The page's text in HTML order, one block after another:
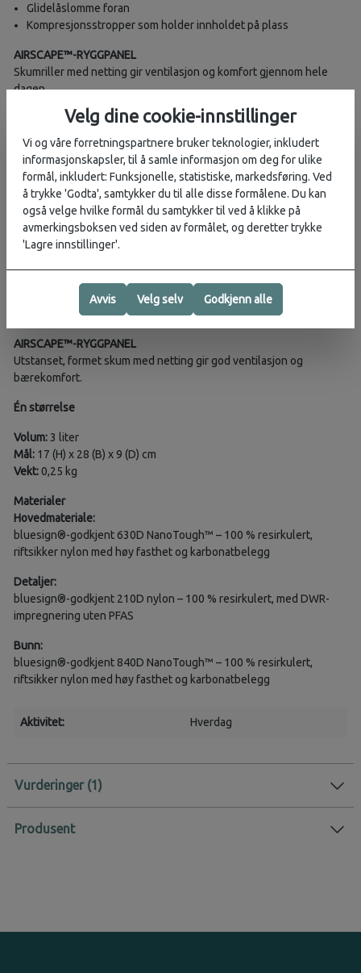
Glidelåslomme foran
Kompresjonsstropper som holder innholdet på plass
AIRSCAPE™-RYGGPANEL
Skumriller med netting gir ventilasjon og komfort gjennom hele
dagen.
LETT OG SLITESTERK BESKYTTELSE
Laget med bluesign®-godkjente ytterstoffer med NanoTough™-
teknologi – et svært slitesterkt og vannavvisende materiale laget
av 100 % resirkulert nylon med høy styrke og karbonatbelegg.
HOLD ORDEN I HVERDAGEN
Praktiske løsninger for oppbevaring av ting du trenger rask tilgang
til.
strenge miljømessige og sosiale standarder er fulgt i produksjonen
av materialer og komponenter.
AIRSCAPE™-RYGGPANEL
Utstanset, formet skum med netting gir god ventilasjon og
bærekomfort.
Én størrelse
Volum: 3 liter
Mål: 17 (H) x 28 (B) x 9 (D) cm
Vekt:0,25 kg
Materialer
Hovedmateriale:
bluesign®-godkjent 630D NanoTough™ – 100 % resirkulert,
riftsikker nylon med høy fasthet og karbonatbelegg
Detaljer:
bluesign®-godkjent 210D nylon – 100 % resirkulert, med DWR-
impregnering uten PFAS
Bunn:
bluesign®-godkjent 840D NanoTough™ – 100 % resirkulert,
riftsikker nylon med høy fasthet og karbonatbelegg
Aktivitet: Hverdag
Vurderinger
Produsent
Velg dine cookie-innstillinger
Vi og våre forretningspartnere bruker teknologier, inkludert
informasjonskapsler, til å samle informasjon om deg for ulike
formål, inkludert: Funksjonelle, statistiske, markedsføring. Ved
å trykke 'Godta', samtykker du til alle disse formålene. Du kan
også velge hvilke formål du samtykker til ved å klikke på
avmerkingsboksen ved siden av formålet, og deretter trykke
'Lagre innstillinger'.
Avvis Velg selv Godkjenn alle